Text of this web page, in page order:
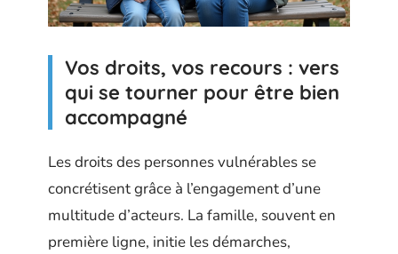
Vos droits, vos recours : vers
qui se tourner pour être bien
accompagné
Les droits des personnes vulnérables se
concrétisent grâce à l’engagement d’une
multitude d’acteurs. La famille, souvent en
première ligne, initie les démarches,